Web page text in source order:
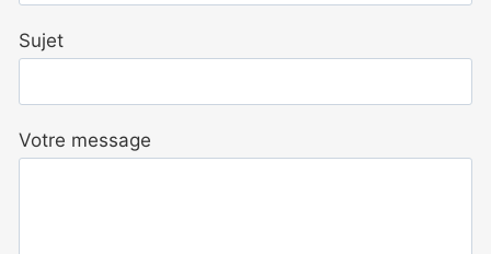
Sujet
Votre message